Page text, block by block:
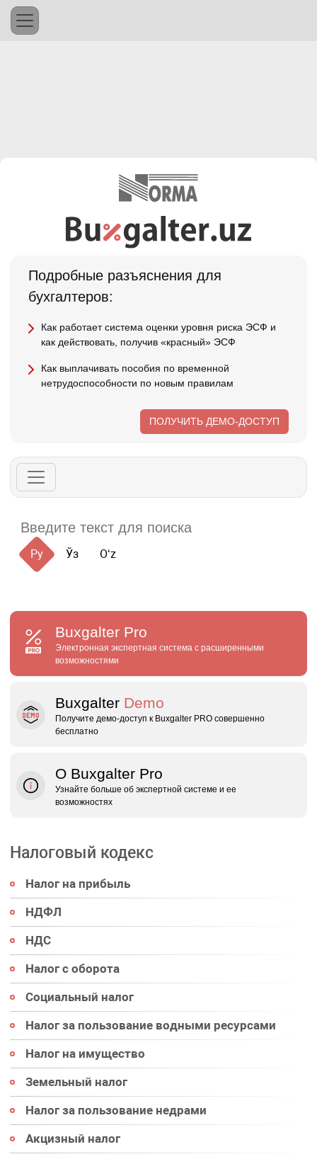
Подробные разъяснения для
бухгалтеров:
Как работает система оценки уровня риска ЭСФ и
как действовать, получив «красный» ЭСФ
Как выплачивать пособия по временной
нетрудоспособности по новым правилам
ПОЛУЧИТЬ ДЕМО-ДОСТУП
Ру Ўз Oʻz
Buxgalter Pro
Электронная экспертная система с расширенными
возможностями
Buxgalter Demo
Получите демо‑доступ к Buxgalter PRO совершенно
бесплатно
О Buxgalter Pro
Узнайте больше об экспертной системе и ее
возможностях
Налоговый кодекс
Налог на прибыль
НДФЛ
НДС
Налог с оборота
Социальный налог
Налог за пользование водными ресурсами
Налог на имущество
Земельный налог
Налог за пользование недрами
Акцизный налог